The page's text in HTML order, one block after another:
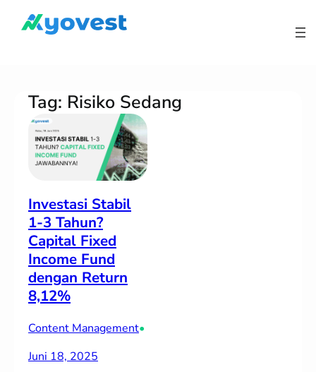
Tag: Risiko Sedang
Investasi Stabil
1-3 Tahun?
Capital Fixed
Income Fund
dengan Return
8,12%
Content Management•
Juni 18, 2025